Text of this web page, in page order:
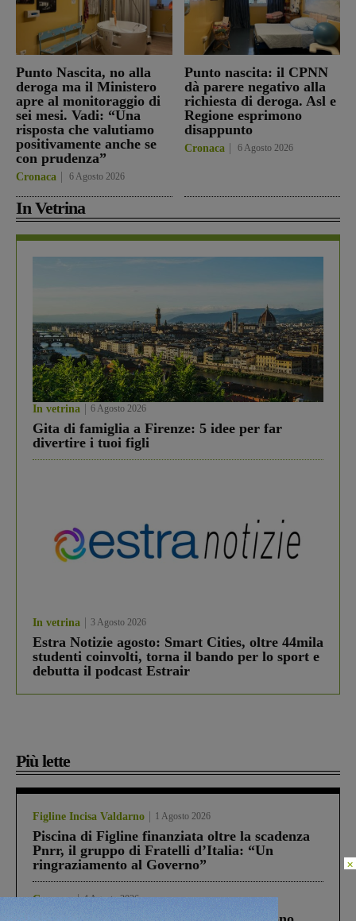
Punto Nascita, no alla
deroga ma il Ministero
apre al monitoraggio di
sei mesi. Vadi: “Una
risposta che valutiamo
positivamente anche se
con prudenza”
Cronaca 6 Agosto 2026
Punto nascita: il CPNN
dà parere negativo alla
richiesta di deroga. Asl e
Regione esprimono
disappunto
Cronaca 6 Agosto 2026
In Vetrina
In vetrina 6 Agosto 2026
Gita di famiglia a Firenze: 5 idee per far
divertire i tuoi figli
In vetrina 3 Agosto 2026
Estra Notizie agosto: Smart Cities, oltre 44mila
studenti coinvolti, torna il bando per lo sport e
debutta il podcast Estrair
Più lette
Figline Incisa Valdarno 1 Agosto 2026
Piscina di Figline finanziata oltre la scadenza
Pnrr, il gruppo di Fratelli d’Italia: “Un
ringraziamento al Governo”
Cronaca 4 Agosto 2026
×